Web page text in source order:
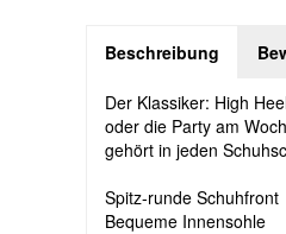
Beschreibung
Der Klassiker: High
oder die Party am
gehört in jeden
Spitz-runde Schuhfront
Bequeme Innensohle